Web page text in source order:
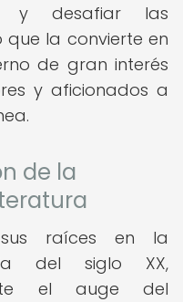
y desafiar las
la convierte en
de gran interés
y aficionados a
de la
raíces en la
del siglo XX,
el auge del